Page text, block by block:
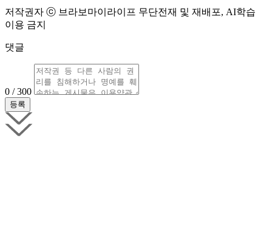
저작권자 ⓒ 브라보마이라이프 무단전재 및 재배포, AI학습
이용 금지
댓글
0 / 300